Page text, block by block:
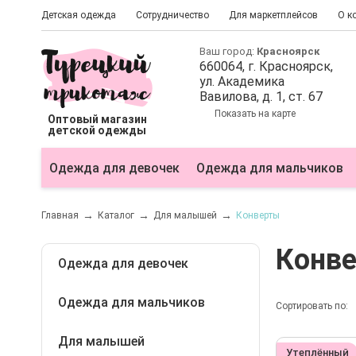
Детская одежда Сотрудничество Для маркетплейсов О
Оптовый магазин
детской одежды
Ваш город: Красноярск
660064, г. Красноярск,
ул. Академика
Вавилова, д. 1, ст. 67
Показать на карте
Одежда для девочек Одежда для мальчиков
Главная Каталог Для малышей Конверты
Сортировать по:
Утеплённый
Одежда для девочек
Блузки
Одежда для мальчиков
Бриджи
Для малышей